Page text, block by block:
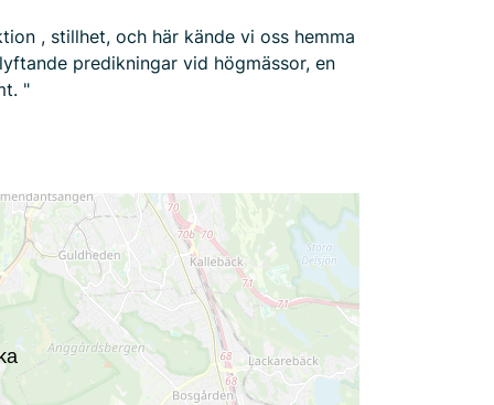
, stillhet, och här kände vi oss hemma
predikningar vid högmässor, en
"